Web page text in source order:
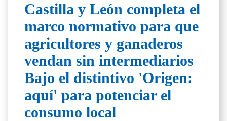
Castilla y León completa el
marco normativo para que
agricultores y ganaderos
vendan sin intermediarios
Bajo el distintivo 'Origen:
aquí' para potenciar el
consumo local